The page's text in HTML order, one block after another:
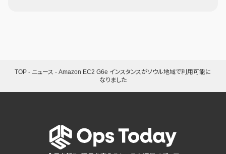
TOP - ニュース - Amazon EC2 G6e インスタンスがソウル地域で利用可能に
なりました